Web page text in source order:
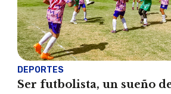
DEPORTES
Ser futbolista, un sueño